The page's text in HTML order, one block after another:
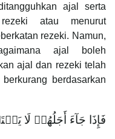
ajal serta
atau menurut
rezeki. Namun,
ajal boleh
ajal dan rezeki telah
berdasarkan
فَإِذَا جَآءَ أَجَلُهُمۡ لَا